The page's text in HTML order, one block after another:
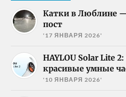
Катки в Люблине
пост
'17 ЯНВАРЯ 2026'
HAYLOU Solar Lite
красивые умные
'10 ЯНВАРЯ 2026'